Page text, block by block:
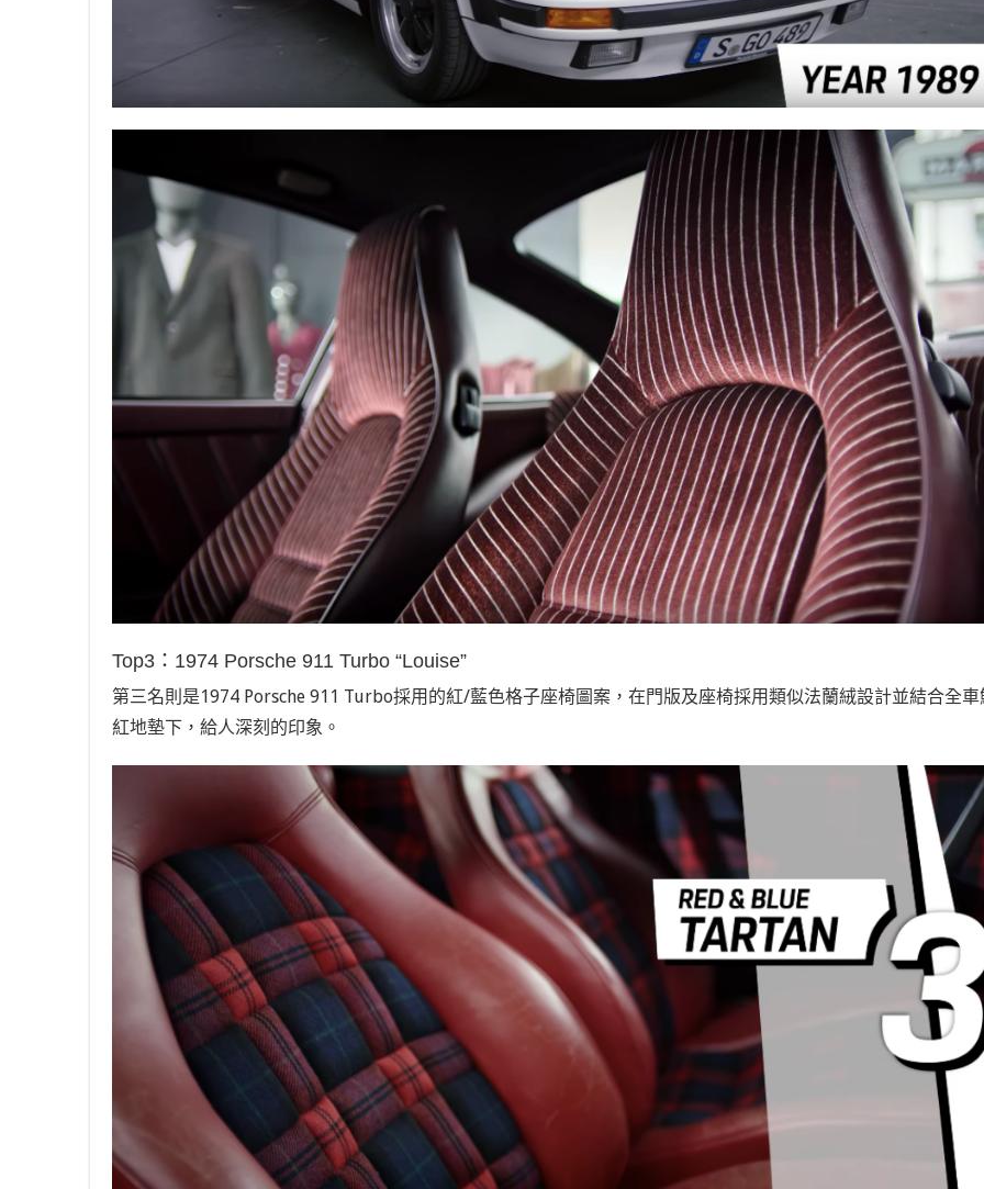
Top3 ： 1974 Porsche 911 Turbo “Louise”
第三名則是1974 Porsche 911 Turbo採用的紅/藍色格子座椅圖案，在門版及座椅採用類似法蘭絨設計並結合全車
紅地墊下，給人深刻的印象。